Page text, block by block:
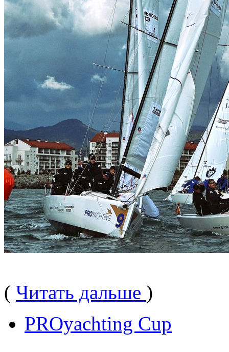
( Читать дальше )
PROyachting Cup